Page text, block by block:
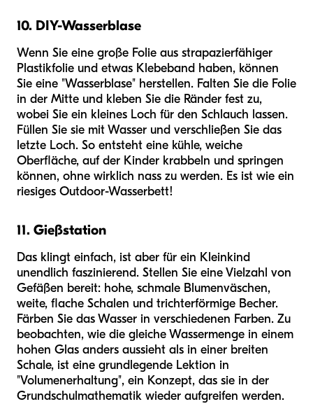
10. DIY-Wasserblase
Wenn Sie eine große Folie aus strapazierfähiger
Plastikfolie und etwas Klebeband haben, können
Sie eine "Wasserblase" herstellen. Falten Sie die Folie
in der Mitte und kleben Sie die Ränder fest zu,
wobei Sie ein kleines Loch für den Schlauch lassen.
Füllen Sie sie mit Wasser und verschließen Sie das
letzte Loch. So entsteht eine kühle, weiche
Oberfläche, auf der Kinder krabbeln und springen
können, ohne wirklich nass zu werden. Es ist wie ein
riesiges Outdoor-Wasserbett!
11. Gießstation
Das klingt einfach, ist aber für ein Kleinkind
unendlich faszinierend. Stellen Sie eine Vielzahl von
Gefäßen bereit: hohe, schmale Blumenväschen,
weite, flache Schalen und trichterförmige Becher.
Färben Sie das Wasser in verschiedenen Farben. Zu
beobachten, wie die gleiche Wassermenge in einem
hohen Glas anders aussieht als in einer breiten
Schale, ist eine grundlegende Lektion in
"Volumenerhaltung", ein Konzept, das sie in der
Grundschulmathematik wieder aufgreifen werden.